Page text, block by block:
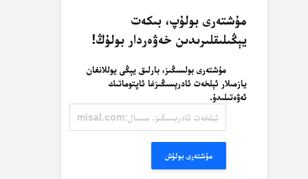
مۇشتەرى بولۇپ، بىكەت
يېڭىلىقلىرىدىن خەۋەردار بولۇڭ!
مۇشتەرى بولسىڭىز، بارلىق يېڭى يوللانغان
يازمىلار ئېلخەت ئادرېسىڭىزغا ئاپتوماتىك
ئەۋەتىلىدۇ.
ئادرېسىڭىز.
مۇشتەرى بولۇش